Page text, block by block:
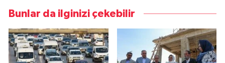
Bunlar da ilginizi çekebilir